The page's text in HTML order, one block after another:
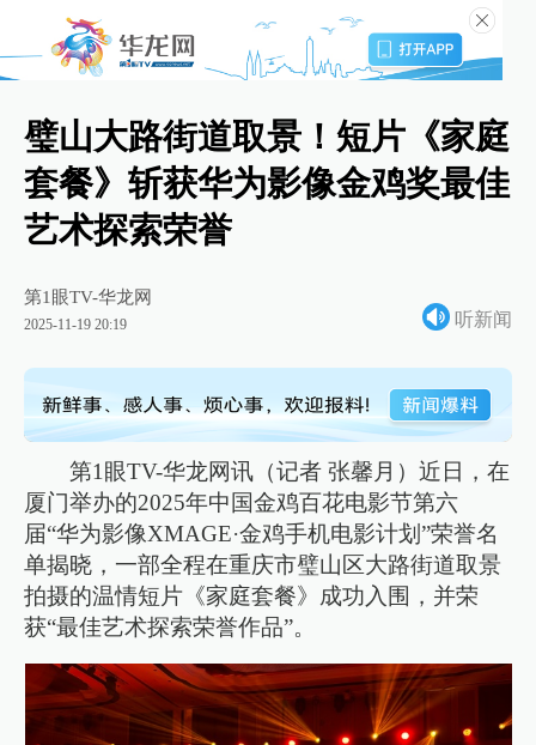
璧山大路街道取景！短片《家庭
套餐》斩获华为影像金鸡奖最佳
艺术探索荣誉
第1眼TV-华龙网
2025-11-19 20:19 听新闻
第1眼TV-华龙网讯（记者 张馨月）近日，在
厦门举办的2025年中国金鸡百花电影节第六
届“华为影像XMAGE·金鸡手机电影计划”荣誉名
单揭晓，一部全程在重庆市璧山区大路街道取景
拍摄的温情短片《家庭套餐》成功入围，并荣
获“最佳艺术探索荣誉作品”。